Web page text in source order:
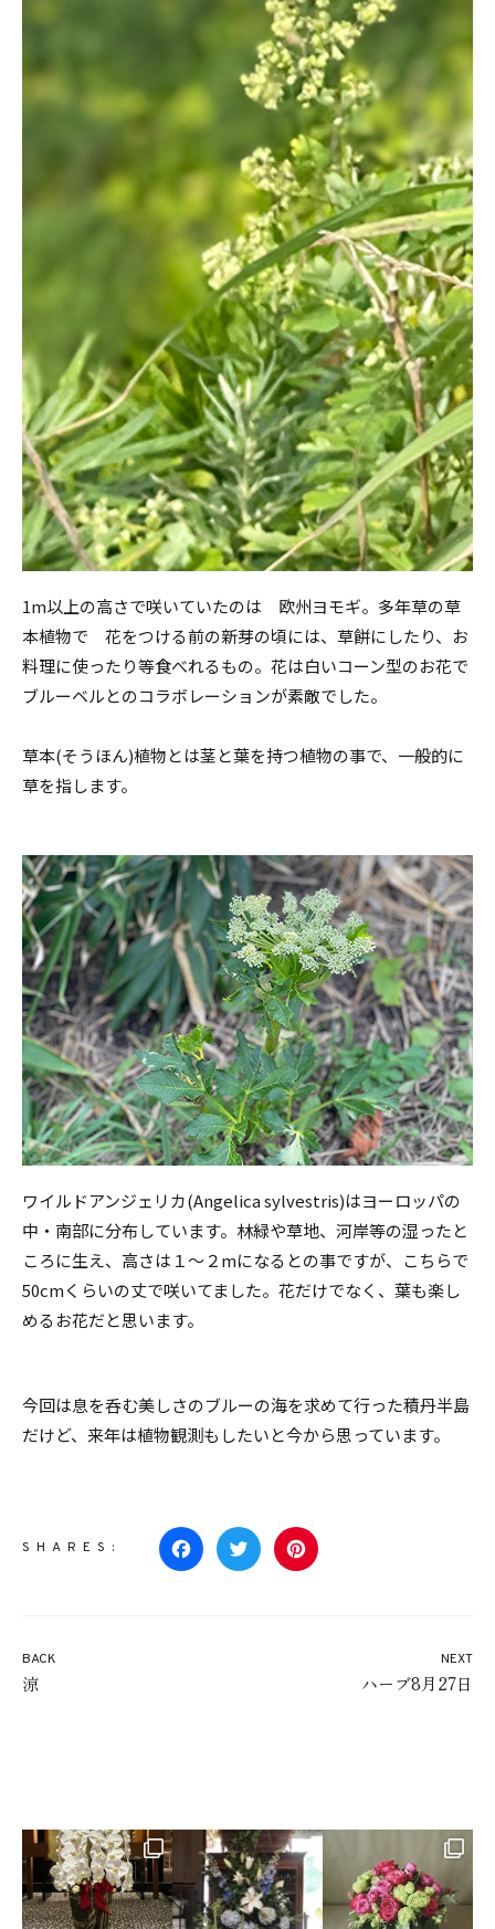
花通信
Beauty & Life
ブランシュ サロン
コラム
ハーブ＆グリーン
花の名前・種類
お買いもの
1m以上の高さで咲いていたのは 欧州ヨモギ。多年草の草
本植物で 花をつける前の新芽の頃には、草餅にしたり、お
料理に使ったり等食べれるもの。花は白いコーン型のお花で
ブルーベルとのコラボレーションが素敵でした。
草本(そうほん)植物とは茎と葉を持つ植物の事で、一般的に
草を指します。
ワイルドアンジェリカ(Angelica sylvestris)はヨーロッパの
中・南部に分布しています。林緑や草地、河岸等の湿ったと
ころに生え、高さは１～２mになるとの事ですが、こちらで
50cmくらいの丈で咲いてました。花だけでなく、葉も楽し
めるお花だと思います。
今回は息を呑む美しさのブルーの海を求めて行った積丹半島
だけど、来年は植物観測もしたいと今から思っています。
SHARES:
BACK
涼
NEXT
ハーブ8月27日